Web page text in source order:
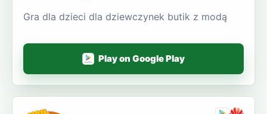
Gra dla dzieci dla dziewczynek butik z modą
Play on Google Play